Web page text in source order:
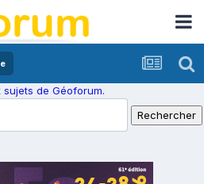
sujets de Géoforum.